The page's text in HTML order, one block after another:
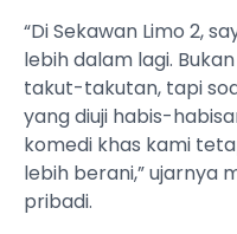
“Di Sekawan Limo 2,
lebih dalam lagi.
takut-takutan, tapi
yang diuji habis-
komedi khas kami
lebih berani,” ujarnya
pribadi.